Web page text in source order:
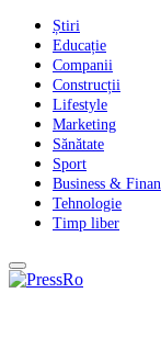
Știri
Educație
Companii
Construcții
Lifestyle
Marketing
Sănătate
Sport
Business &
Tehnologie
Timp liber